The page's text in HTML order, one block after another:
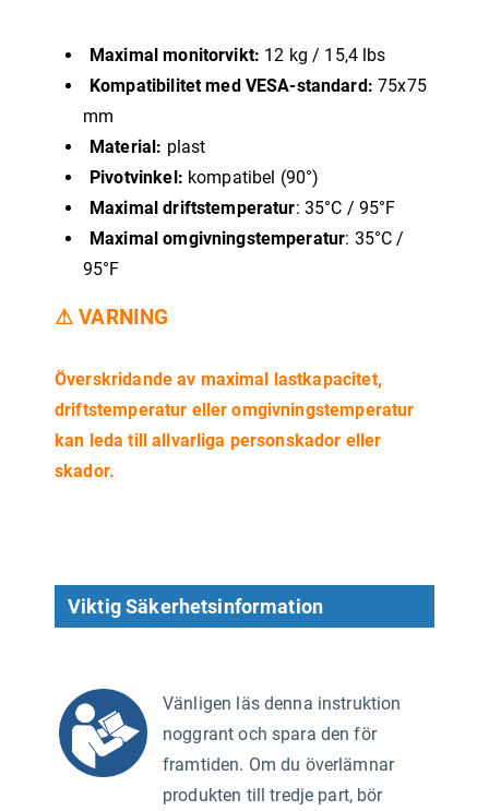
Maximal monitorvikt: 12 kg / 15,4 lbs
Kompatibilitet med VESA-standard: 75x75
mm
Material: plast
Pivotvinkel: kompatibel (90°)
Maximal driftstemperatur: 35°C / 95°F
Maximal omgivningstemperatur: 35°C /
95°F
⚠ VARNING
Överskridande av maximal lastkapacitet,
driftstemperatur eller omgivningstemperatur
kan leda till allvarliga personskador eller
skador.
Viktig Säkerhetsinformation
Vänligen läs denna instruktion
noggrant och spara den för
framtiden. Om du överlämnar
produkten till tredje part, bör